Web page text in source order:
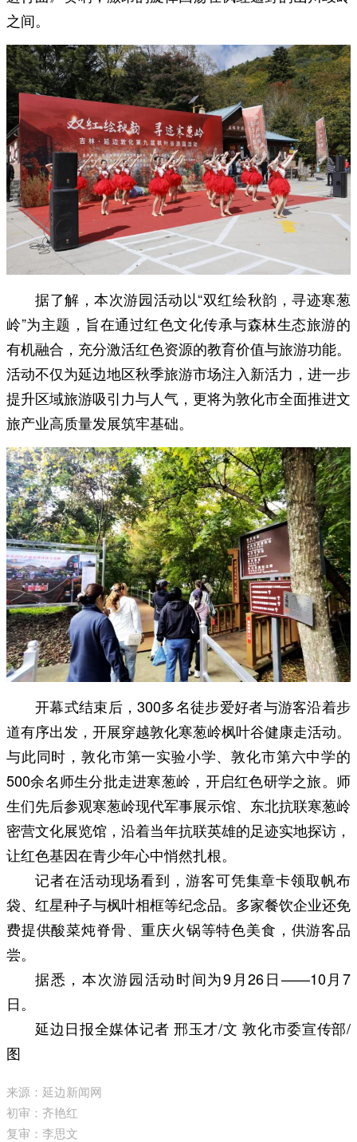
之间。
据了解，本次游园活动以“双红绘秋韵，寻迹寒葱
岭”为主题，旨在通过红色文化传承与森林生态旅游的
有机融合，充分激活红色资源的教育价值与旅游功能。
活动不仅为延边地区秋季旅游市场注入新活力，进一步
提升区域旅游吸引力与人气，更将为敦化市全面推进文
旅产业高质量发展筑牢基础。
开幕式结束后，300多名徒步爱好者与游客沿着步
道有序出发，开展穿越敦化寒葱岭枫叶谷健康走活动。
与此同时，敦化市第一实验小学、敦化市第六中学的
500余名师生分批走进寒葱岭，开启红色研学之旅。师
生们先后参观寒葱岭现代军事展示馆、东北抗联寒葱岭
密营文化展览馆，沿着当年抗联英雄的足迹实地探访，
让红色基因在青少年心中悄然扎根。
记者在活动现场看到，游客可凭集章卡领取帆布
袋、红星种子与枫叶相框等纪念品。多家餐饮企业还免
费提供酸菜炖脊骨、重庆火锅等特色美食，供游客品
尝。
据悉，本次游园活动时间为9月26日——10月7
日。
延边日报全媒体记者 邢玉才/文 敦化市委宣传部/
图
来源：延边新闻网
初审：齐艳红
复审：李思文